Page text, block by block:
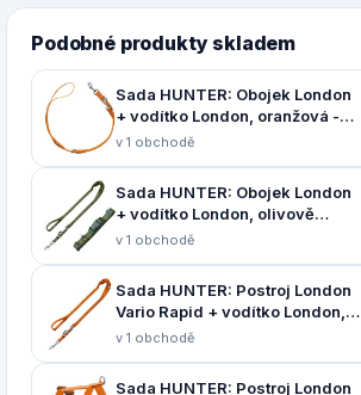
Podobné produkty skladem
Sada HUNTER: Obojek London
+ vodítko London, oranžová -
Vario Basic vel. S + vodítko 200
v 1 obchodě
Sada HUNTER: Obojek London
+ vodítko London, olivově
zelená - Vario Basic vel. M +
v 1 obchodě
Sada HUNTER: Postroj London
Vario Rapid + vodítko London,
oranžová - postroj vel. XXS-XS
v 1 obchodě
Sada HUNTER: Postroj London